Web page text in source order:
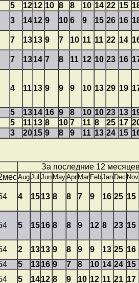
5 1212 10 8 8 10 14 22 15
3 1412 9 10 6 9 15 26 16
7 1313 9 7 10 11 11 22 14
7 1314 7 8 11 12 10 23 16
4 11 13 9 9 9 10 13 29 19
5 1314 16 9 8 10 10 23 13
5 11 13 8 10 7 11 8 25 17
3 2015 9 8 9 11 13 24 15
За последние 12
AugJul Jun MayApr Mar FebJan Dec Nov
4 1513 8 8 7 9 16 25 15
5 1516 8 8 9 12 8 23 15
2 1313 9 8 9 9 13 25 16
5 1316 9 7 8 10 14 24 15
5 1412 8 9 10 12 11 21 17